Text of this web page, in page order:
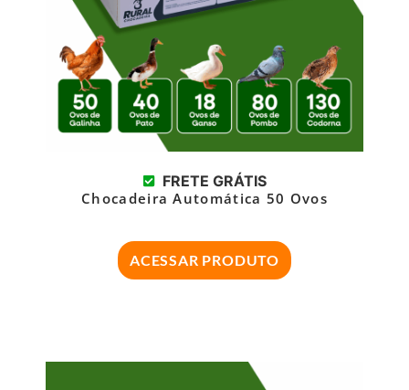
FRETE GRÁTIS
Chocadeira Automática 50 Ovos
ACESSAR PRODUTO